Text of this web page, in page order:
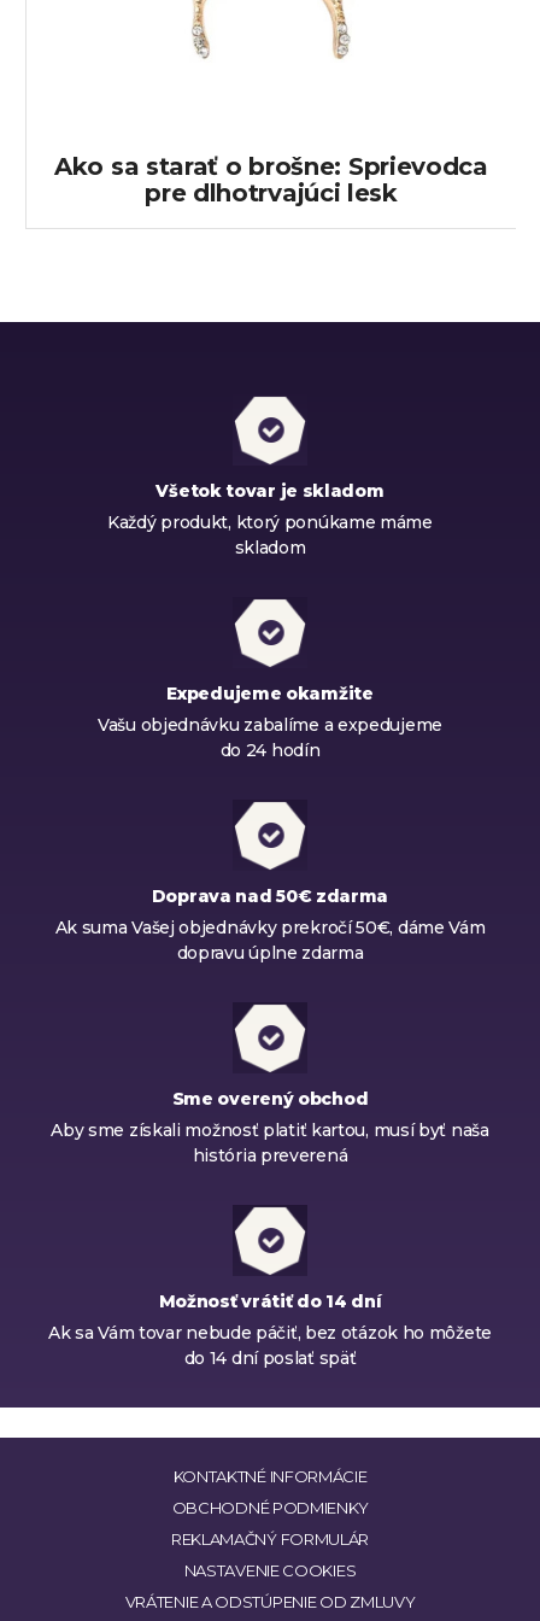
Ako sa starať o brošne: Sprievodca
pre dlhotrvajúci lesk
Všetok tovar je skladom
Každý produkt, ktorý ponúkame máme
skladom
Expedujeme okamžite
Vašu objednávku zabalíme a expedujeme
do 24 hodín
Doprava nad 50€ zdarma
Ak suma Vašej objednávky prekročí 50€, dáme Vám
dopravu úplne zdarma
Sme overený obchod
Aby sme získali možnosť platiť kartou, musí byť naša
história preverená
Možnosť vrátiť do 14 dní
Ak sa Vám tovar nebude páčiť, bez otázok ho môžete
do 14 dní poslať späť
KONTAKTNÉ INFORMÁCIE
OBCHODNÉ PODMIENKY
REKLAMAČNÝ FORMULÁR
NASTAVENIE COOKIES
VRÁTENIE A ODSTÚPENIE OD ZMLUVY